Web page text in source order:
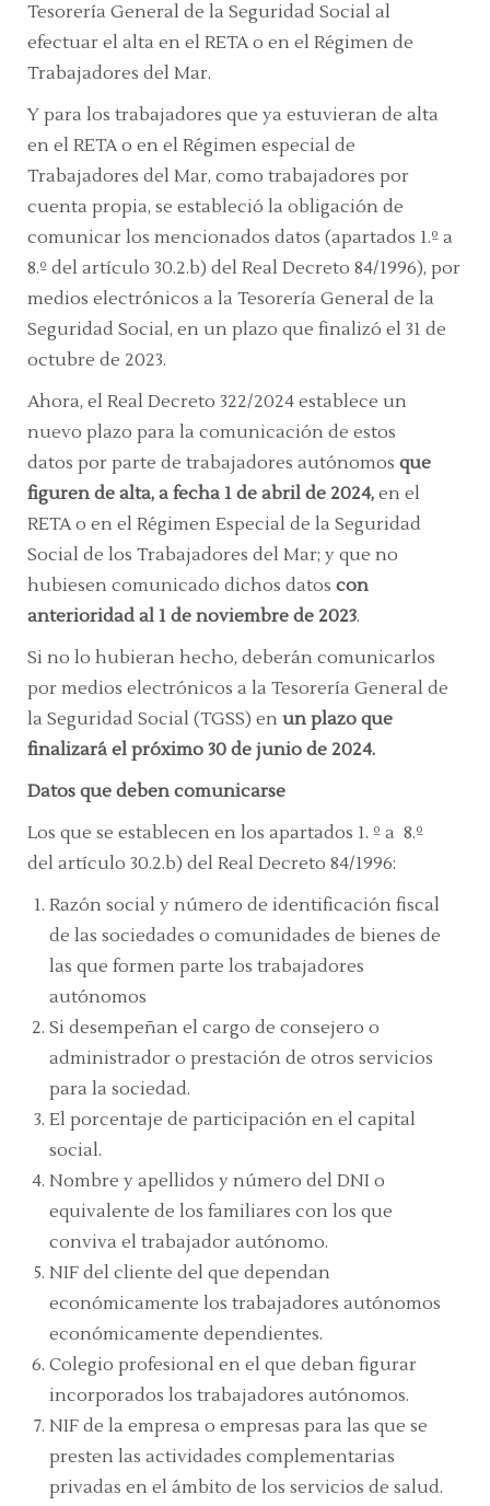
Tesorería General de la Seguridad Social al
efectuar el alta en el RETA o en el Régimen de
Trabajadores del Mar.
Y para los trabajadores que ya estuvieran de alta
en el RETA o en el Régimen especial de
Trabajadores del Mar, como trabajadores por
cuenta propia, se estableció la obligación de
comunicar los mencionados datos (apartados 1.º a
8.º del artículo 30.2.b) del Real Decreto 84/1996), por
medios electrónicos a la Tesorería General de la
Seguridad Social, en un plazo que finalizó el 31 de
octubre de 2023.
Ahora, el Real Decreto 322/2024 establece un
nuevo plazo para la comunicación de estos
datos por parte de trabajadores autónomos que
figuren de alta, a fecha 1 de abril de 2024, en el
RETA o en el Régimen Especial de la Seguridad
Social de los Trabajadores del Mar; y que no
hubiesen comunicado dichos datos con
anterioridad al 1 de noviembre de 2023.
Si no lo hubieran hecho, deberán comunicarlos
por medios electrónicos a la Tesorería General de
la Seguridad Social (TGSS) en un plazo que
finalizará el próximo 30 de junio de 2024.
Datos que deben comunicarse
Los que se establecen en los apartados 1. º a 8.º
del artículo 30.2.b) del Real Decreto 84/1996:
Razón social y número de identificación fiscal
de las sociedades o comunidades de bienes de
las que formen parte los trabajadores
autónomos
Si desempeñan el cargo de consejero o
administrador o prestación de otros servicios
para la sociedad.
El porcentaje de participación en el capital
social.
Nombre y apellidos y número del DNI o
equivalente de los familiares con los que
conviva el trabajador autónomo.
NIF del cliente del que dependan
económicamente los trabajadores autónomos
económicamente dependientes.
Colegio profesional en el que deban figurar
incorporados los trabajadores autónomos.
NIF de la empresa o empresas para las que se
presten las actividades complementarias
privadas en el ámbito de los servicios de salud.